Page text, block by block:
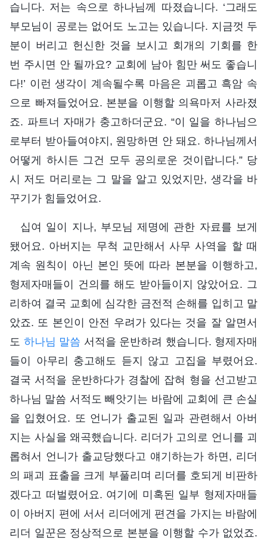
습니다. 저는 속으로 하나님께 따졌습니다. ‘그래도
부모님이 공로는 없어도 노고는 있습니다. 지금껏 두
분이 버리고 헌신한 것을 보시고 회개의 기회를 한
번 주시면 안 될까요? 교회에 남아 힘만 써도 좋습니
다!’ 이런 생각이 계속될수록 마음은 괴롭고 흑암 속
으로 빠져들었어요. 본분을 이행할 의욕마저 사라졌
죠. 파트너 자매가 충고하더군요. “이 일을 하나님으
로부터 받아들여야지, 원망하면 안 돼요. 하나님께서
어떻게 하시든 그건 모두 공의로운 것이랍니다.” 당
시 저도 머리로는 그 말을 알고 있었지만, 생각을 바
꾸기가 힘들었어요.
십여 일이 지나, 부모님 제명에 관한 자료를 보게
됐어요. 아버지는 무척 교만해서 사무 사역을 할 때
계속 원칙이 아닌 본인 뜻에 따라 본분을 이행하고,
형제자매들이 건의를 해도 받아들이지 않았어요. 그
리하여 결국 교회에 심각한 금전적 손해를 입히고 말
았죠. 또 본인이 안전 우려가 있다는 것을 잘 알면서
도 하나님 말씀 서적을 운반하려 했습니다. 형제자매
들이 아무리 충고해도 듣지 않고 고집을 부렸어요.
결국 서적을 운반하다가 경찰에 잡혀 형을 선고받고
하나님 말씀 서적도 빼앗기는 바람에 교회에 큰 손실
을 입혔어요. 또 언니가 출교된 일과 관련해서 아버
지는 사실을 왜곡했습니다. 리더가 고의로 언니를 괴
롭혀서 언니가 출교당했다고 얘기하는가 하면, 리더
의 패괴 표출을 크게 부풀리며 리더를 호되게 비판하
겠다고 떠벌렸어요. 여기에 미혹된 일부 형제자매들
이 아버지 편에 서서 리더에게 편견을 가지는 바람에
리더 일꾼은 정상적으로 본분을 이행할 수가 없었죠.